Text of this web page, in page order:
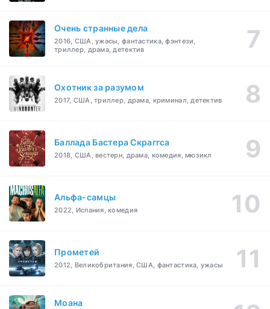
Очень странные дела
2016, США, ужасы, фантастика, фэнтези,
триллер, драма, детектив
Охотник за разумом
2017, США, триллер, драма, криминал, детектив
Баллада Бастера Скраггса
2018, США, вестерн, драма, комедия, мюзикл
Альфа-самцы
2022, Испания, комедия
Прометей
2012, Великобритания, США, фантастика, ужасы
Моана